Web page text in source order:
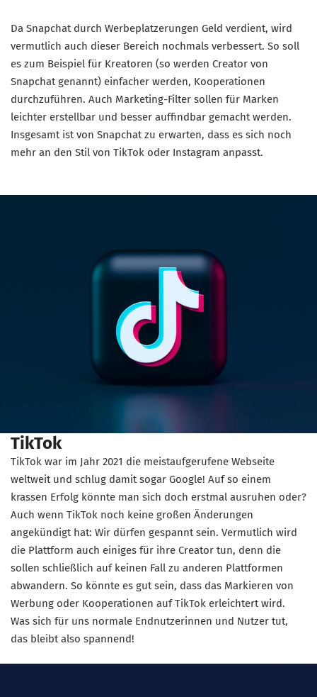
Da Snapchat durch Werbeplatzerungen Geld verdient, wird
vermutlich auch dieser Bereich nochmals verbessert. So soll
es zum Beispiel für Kreatoren (so werden Creator von
Snapchat genannt) einfacher werden, Kooperationen
durchzuführen. Auch Marketing-Filter sollen für Marken
leichter erstellbar und besser auffindbar gemacht werden.
Insgesamt ist von Snapchat zu erwarten, dass es sich noch
mehr an den Stil von TikTok oder Instagram anpasst.
TikTok
TikTok war im Jahr 2021 die meistaufgerufene Webseite
weltweit und schlug damit sogar Google! Auf so einem
krassen Erfolg könnte man sich doch erstmal ausruhen oder?
Auch wenn TikTok noch keine großen Änderungen
angekündigt hat: Wir dürfen gespannt sein. Vermutlich wird
die Plattform auch einiges für ihre Creator tun, denn die
sollen schließlich auf keinen Fall zu anderen Plattformen
abwandern. So könnte es gut sein, dass das Markieren von
Werbung oder Kooperationen auf TikTok erleichtert wird.
Was sich für uns normale Endnutzerinnen und Nutzer tut,
das bleibt also spannend!